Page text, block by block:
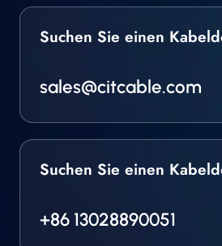
Suchen Sie einen
sales@citcable.com
Suchen Sie einen
+86 13028890051